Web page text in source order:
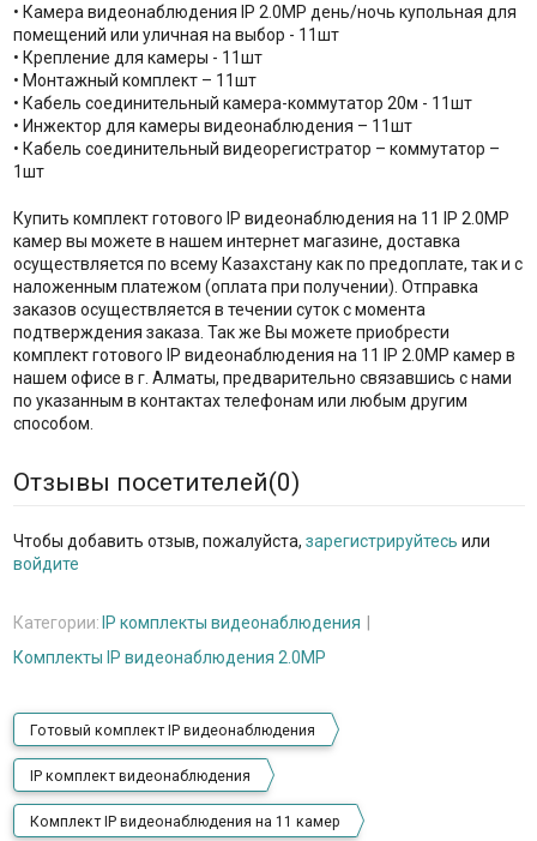
• Камера видеонаблюдения IP 2.0MP день/ночь купольная для
помещений или уличная на выбор - 11шт
• Крепление для камеры - 11шт
• Монтажный комплект – 11шт
• Кабель соединительный камера-коммутатор 20м - 11шт
• Инжектор для камеры видеонаблюдения – 11шт
• Кабель соединительный видеорегистратор – коммутатор –
1шт
Купить комплект готового IP видеонаблюдения на 11 IP 2.0MP
камер вы можете в нашем интернет магазине, доставка
осуществляется по всему Казахстану как по предоплате, так и с
наложенным платежом (оплата при получении). Отправка
заказов осуществляется в течении суток с момента
подтверждения заказа. Так же Вы можете приобрести
комплект готового IP видеонаблюдения на 11 IP 2.0MP камер в
нашем офисе в г. Алматы, предварительно связавшись с нами
по указанным в контактах телефонам или любым другим
способом.
Отзывы посетителей(0)
Чтобы добавить отзыв, пожалуйста, зарегистрируйтесь или
войдите
Категории: IP комплекты видеонаблюдения
Комплекты IP видеонаблюдения 2.0MP
Готовый комплект IP видеонаблюдения
IP комплект видеонаблюдения
Комплект IP видеонаблюдения на 11 камер